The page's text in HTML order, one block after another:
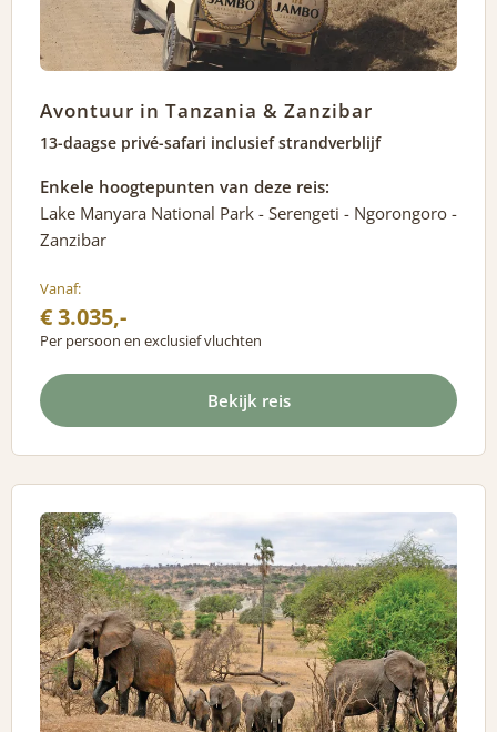
Avontuur in Tanzania & Zanzibar
13-daagse privé-safari inclusief strandverblijf
Enkele hoogtepunten van deze reis:
Lake Manyara National Park - Serengeti - Ngorongoro -
Zanzibar
Vanaf:
€ 3.035,-
Per persoon en exclusief vluchten
Bekijk reis